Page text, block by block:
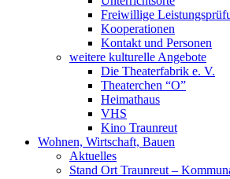
Freiwillige
Kooperationen
Kontakt und Personen
weitere kulturelle Angebote
Die Theaterfabrik e. V.
Theaterchen “O”
Heimathaus
VHS
Kino Traunreut
Wohnen, Wirtschaft, Bauen
Aktuelles
Stand Ort Traunreut –